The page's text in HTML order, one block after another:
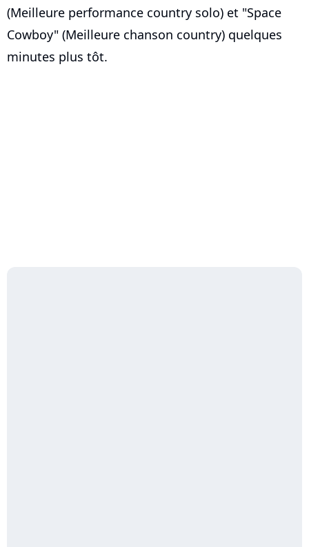
(Meilleure performance country solo) et "Space
Cowboy" (Meilleure chanson country) quelques
minutes plus tôt.